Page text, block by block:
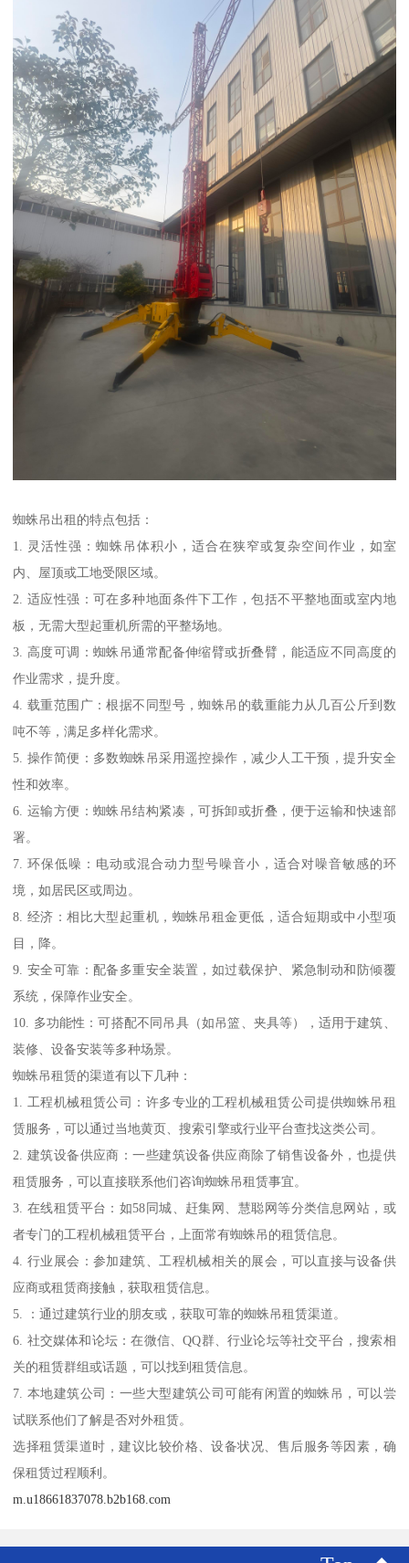
蜘蛛吊出租的特点包括：
1. 灵活性强：蜘蛛吊体积小，适合在狭窄或复杂空间作业，如室
内、屋顶或工地受限区域。
2. 适应性强：可在多种地面条件下工作，包括不平整地面或室内地
板，无需大型起重机所需的平整场地。
3. 高度可调：蜘蛛吊通常配备伸缩臂或折叠臂，能适应不同高度的
作业需求，提升度。
4. 载重范围广：根据不同型号，蜘蛛吊的载重能力从几百公斤到数
吨不等，满足多样化需求。
5. 操作简便：多数蜘蛛吊采用遥控操作，减少人工干预，提升安全
性和效率。
6. 运输方便：蜘蛛吊结构紧凑，可拆卸或折叠，便于运输和快速部
署。
7. 环保低噪：电动或混合动力型号噪音小，适合对噪音敏感的环
境，如居民区或周边。
8. 经济：相比大型起重机，蜘蛛吊租金更低，适合短期或中小型项
目，降。
9. 安全可靠：配备多重安全装置，如过载保护、紧急制动和防倾覆
系统，保障作业安全。
10. 多功能性：可搭配不同吊具（如吊篮、夹具等），适用于建筑、
装修、设备安装等多种场景。
蜘蛛吊租赁的渠道有以下几种：
1. 工程机械租赁公司：许多专业的工程机械租赁公司提供蜘蛛吊租
赁服务，可以通过当地黄页、搜索引擎或行业平台查找这类公司。
2. 建筑设备供应商：一些建筑设备供应商除了销售设备外，也提供
租赁服务，可以直接联系他们咨询蜘蛛吊租赁事宜。
3. 在线租赁平台：如58同城、赶集网、慧聪网等分类信息网站，或
者专门的工程机械租赁平台，上面常有蜘蛛吊的租赁信息。
4. 行业展会：参加建筑、工程机械相关的展会，可以直接与设备供
应商或租赁商接触，获取租赁信息。
5. ：通过建筑行业的朋友或，获取可靠的蜘蛛吊租赁渠道。
6. 社交媒体和论坛：在微信、QQ群、行业论坛等社交平台，搜索相
关的租赁群组或话题，可以找到租赁信息。
7. 本地建筑公司：一些大型建筑公司可能有闲置的蜘蛛吊，可以尝
试联系他们了解是否对外租赁。
选择租赁渠道时，建议比较价格、设备状况、售后服务等因素，确
保租赁过程顺利。
m.u18661837078.b2b168.com